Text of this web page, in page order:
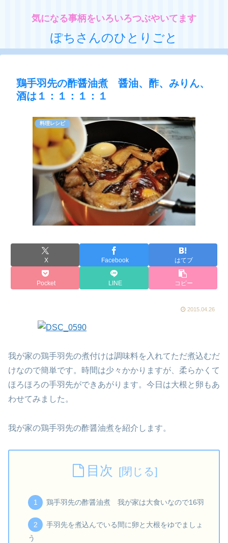
気になる事柄をいろいろつぶやいてます
ぽちさんのひとりごと
鶏手羽先の酢醤油煮 醤油、酢、みりん、
酒は１：１：１：１
料理レシピ
X Facebook はてブ
Pocket LINE コピー
2015.04.26
我が家の鶏手羽先の煮付けは調味料を入れてただ煮込むだ
けなので簡単です。時間は少々かかりますが、柔らかくて
ほろほろの手羽先ができあがります。今日は大根と卵もあ
わせてみました。
我が家の鶏手羽先の酢醤油煮を紹介します。
目次
鶏手羽先の酢醤油煮 我が家は大食いなので16羽
手羽先を煮込んでいる間に卵と大根をゆでましょ
う